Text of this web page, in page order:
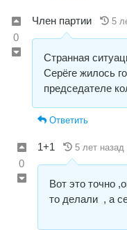
0
Член партии 5
Странная
Серёге жилось
председателе
Ответить
0
1+1 5 лет назад
Вот это точно
то делали , а